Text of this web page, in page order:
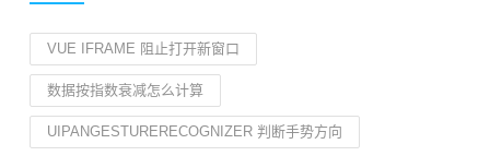
VUE IFRAME 阻止打开新窗口
数据按指数衰减怎么计算
UIPANGESTURERECOGNIZER 判断手势方向